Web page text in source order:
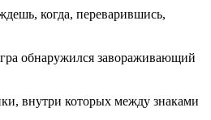
когда, переварившись,
обнаружился завораживающий
внутри которых между знаками